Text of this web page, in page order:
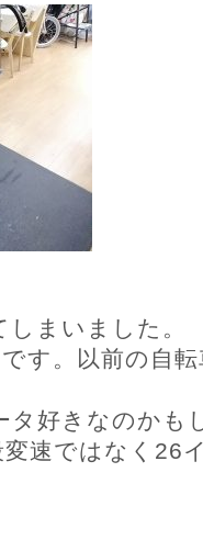
まいました。
す。以前の自
タ好きなのかも
速ではなく26